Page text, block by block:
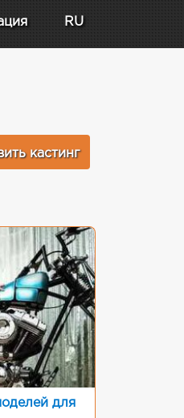
RU
кастинг
для